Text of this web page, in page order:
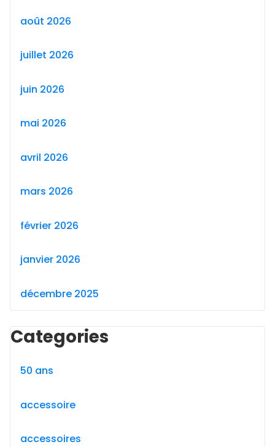
août 2026
juillet 2026
juin 2026
mai 2026
avril 2026
mars 2026
février 2026
janvier 2026
décembre 2025
Categories
50 ans
accessoire
accessoires